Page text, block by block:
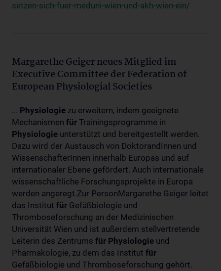
setzen-sich-fuer-meduni-wien-und-akh-wien-ein/
Margarethe Geiger neues Mitglied im
Executive Committee der Federation of
European Physiologial Societies
... Physiologie zu erweitern, indem geeignete
Mechanismen für Trainingsprogramme in
Physiologie unterstützt und bereitgestellt werden.
Dazu wird der Austausch von DoktorandInnen und
WissenschafterInnen innerhalb Europas und auf
internationaler Ebene gefördert. Auch internationale
wissenschaftliche Forschungsprojekte in Europa
werden angeregt.Zur PersonMargarethe Geiger leitet
das Institut für Gefäßbiologie und
Thromboseforschung an der Medizinischen
Universität Wien und ist außerdem stellvertretende
Leiterin des Zentrums für Physiologie und
Pharmakologie, zu dem das Institut für
Gefäßbiologie und Thromboseforschung gehört.